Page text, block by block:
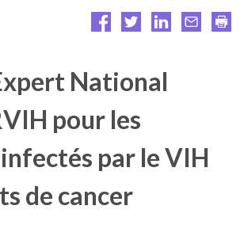
National
pour les
par le VIH
de cancer